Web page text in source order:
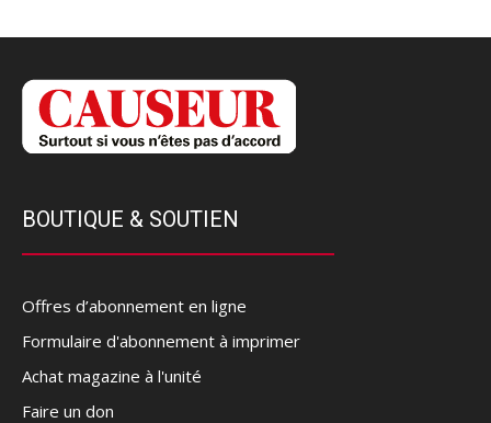
BOUTIQUE & SOUTIEN
Offres d’abonnement en ligne
Formulaire d'abonnement à imprimer
Achat magazine à l'unité
Faire un don